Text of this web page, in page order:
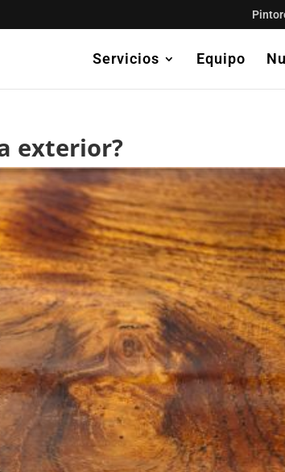
Servicios Equipo
exterior?